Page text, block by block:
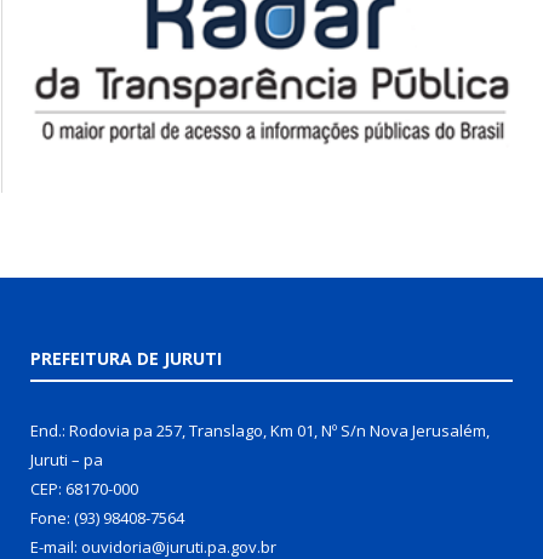
PREFEITURA DE JURUTI
End.: Rodovia pa 257, Translago, Km 01, Nº S/n Nova Jerusalém,
Juruti – pa
CEP: 68170-000
Fone: (93) 98408-7564
E-mail: ouvidoria@juruti.pa.gov.br